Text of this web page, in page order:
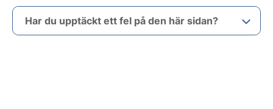
Har du upptäckt ett fel på den här sidan?